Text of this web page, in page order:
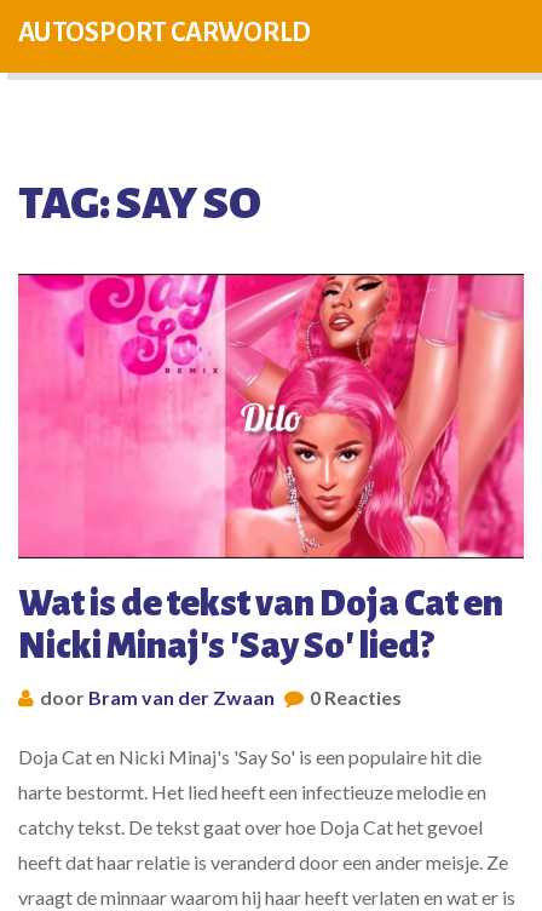
AUTOSPORT CARWORLD
TAG: SAY SO
Wat is de tekst van Doja Cat en
Nicki Minaj's 'Say So' lied?
door Bram van der Zwaan 0 Reacties
Doja Cat en Nicki Minaj's 'Say So' is een populaire hit die
harte bestormt. Het lied heeft een infectieuze melodie en
catchy tekst. De tekst gaat over hoe Doja Cat het gevoel
heeft dat haar relatie is veranderd door een ander meisje. Ze
vraagt de minnaar waarom hij haar heeft verlaten en wat er is